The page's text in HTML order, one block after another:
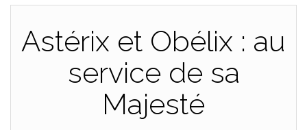
Astérix et Obélix : au
service de sa
Majesté